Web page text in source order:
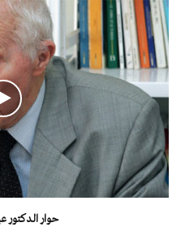
حوار الدكتور